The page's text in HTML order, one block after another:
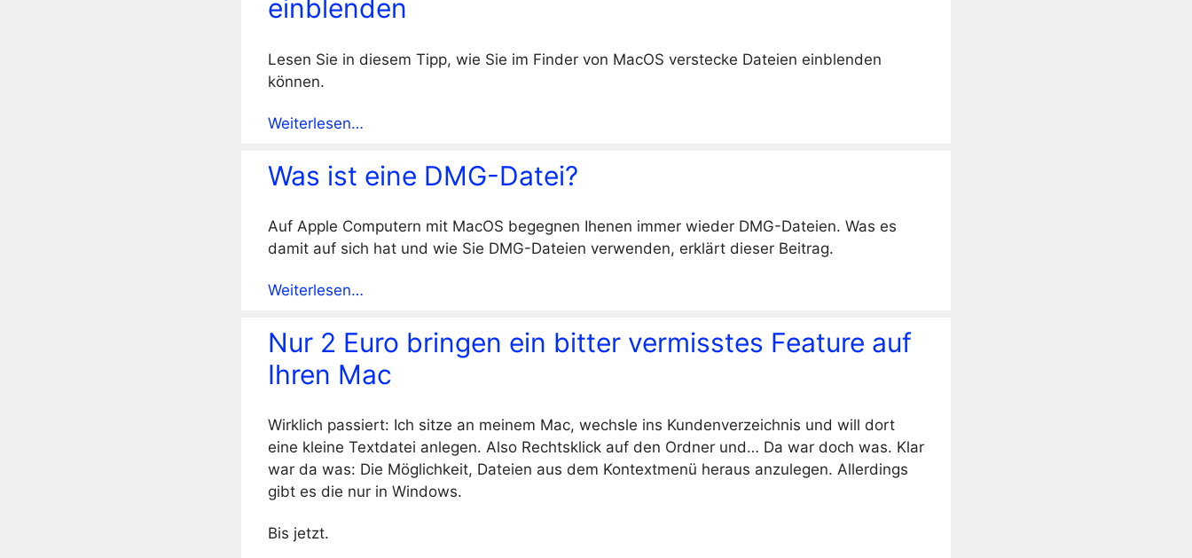
einblenden
Lesen Sie in diesem Tipp, wie Sie im Finder von MacOS verstecke Dateien einblenden
können.
Weiterlesen…
Was ist eine DMG-Datei?
Auf Apple Computern mit MacOS begegnen Ihenen immer wieder DMG-Dateien. Was es
damit auf sich hat und wie Sie DMG-Dateien verwenden, erklärt dieser Beitrag.
Weiterlesen…
Nur 2 Euro bringen ein bitter vermisstes Feature auf
Ihren Mac
Wirklich passiert: Ich sitze an meinem Mac, wechsle ins Kundenverzeichnis und will dort
eine kleine Textdatei anlegen. Also Rechtsklick auf den Ordner und… Da war doch was. Klar
war da was: Die Möglichkeit, Dateien aus dem Kontextmenü heraus anzulegen. Allerdings
gibt es die nur in Windows.
Bis jetzt.